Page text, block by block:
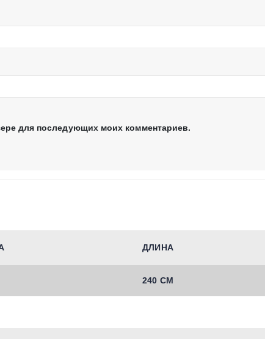
для последующих моих комментариев.
ДЛИНА
240 СМ